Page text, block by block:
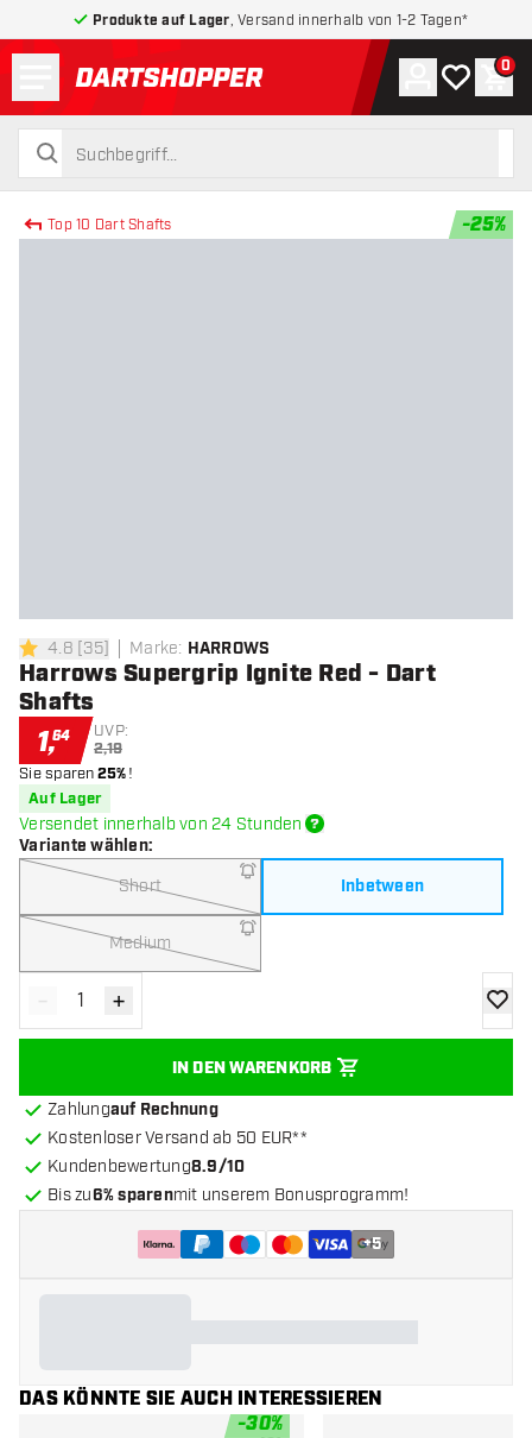
Produkte auf Lager , Versand innerhalb von 1-2 Tagen*
zurück zur Startseite
suchen
suchen
Konto
Meine 0
Top 10 Dart Shafts -25%
4.8 Bewertungssterne
4.8 [35] Marke: HARROWS
Harrows Supergrip Ignite Red - Dart
Shafts
1,64 UVP:
2,19
Sie sparen25%!
Auf Lager
Versendet innerhalb von 24 Stunden
Variante wählen:
Short Inbetween
Medium
Menge verringern
- Menge erhöhen
+
IN DEN WARENKORB
Zur
Zahlungauf Rechnung
Kostenloser Versand ab 50 EUR**
Kundenbewertung8.9/10
Bis zu6% sparenmit unserem Bonusprogramm!
+5
DAS KÖNNTE SIE AUCH INTERESSIEREN
-30%